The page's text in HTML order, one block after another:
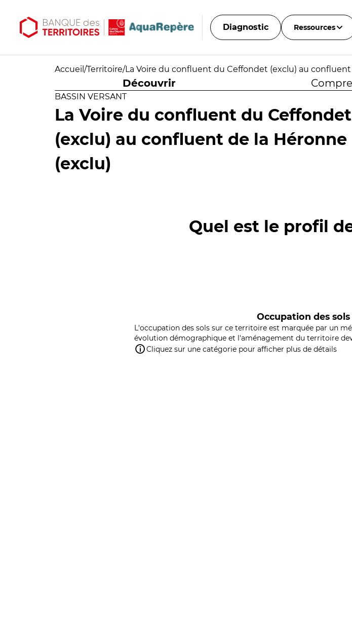
Diagnostic Ressources
Accueil /Territoire/La Voire du confluent du Ceffondet (exclu) au
Découvrir
BASSIN VERSANT
La Voire du confluent du Ceffondet
(exclu) au confluent de la Héronne
(exclu)
Quel est le profil
Occupation des
L'occupation des sols sur ce territoire est marquée par un
évolution démographique et l'aménagement du territoire
Cliquez sur une catégorie pour afficher plus de détails